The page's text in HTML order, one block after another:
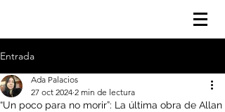
Entrada
“Un poco para no morir”: La última obra de Allan
Ada Palacios
27 oct 2024 2 min de lectura